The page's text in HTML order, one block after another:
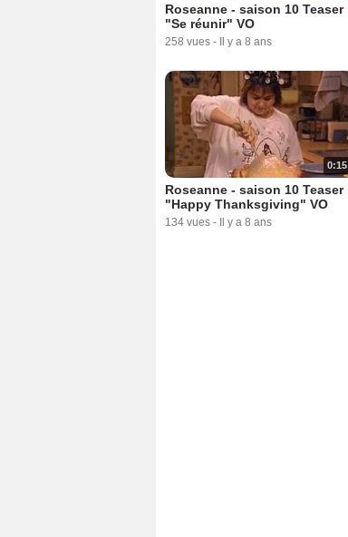
Roseanne - saison 10 Teaser
"Se réunir" VO
258 vues - Il y a 8 ans
0:15
Roseanne - saison 10 Teaser
"Happy Thanksgiving" VO
134 vues - Il y a 8 ans